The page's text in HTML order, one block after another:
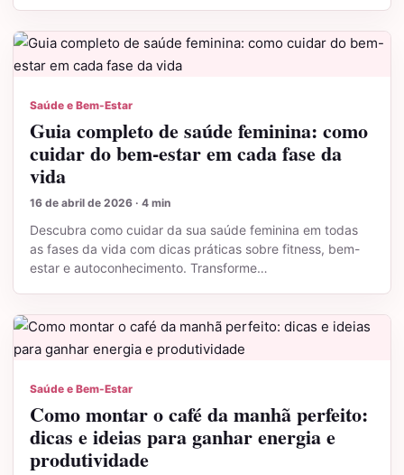
Saúde e Bem-Estar
Guia completo de saúde feminina: como
cuidar do bem-estar em cada fase da
vida
16 de abril de 2026 · 4 min
Descubra como cuidar da sua saúde feminina em todas
as fases da vida com dicas práticas sobre fitness, bem-
estar e autoconhecimento. Transforme…
Saúde e Bem-Estar
Como montar o café da manhã perfeito:
dicas e ideias para ganhar energia e
produtividade